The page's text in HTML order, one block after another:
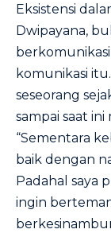
Eksistensi
Dwipayana,
komunikasi
seseorang
sampai saat
“Sementara
baik dengan
Padahal saya
ingin